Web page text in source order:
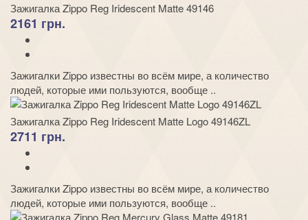
Зажигалка Zippo Reg Iridescent Matte 49146
2161 грн.
Зажигалки Zippo известны во всём мире, а количество
людей, которые ими пользуются, вообще ..
Зажигалка Zippo Reg Iridescent Matte Logo 49146ZL
2711 грн.
Зажигалки Zippo известны во всём мире, а количество
людей, которые ими пользуются, вообще ..